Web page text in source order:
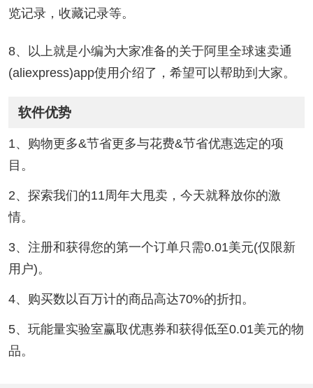
览记录，收藏记录等。
8、以上就是小编为大家准备的关于阿里全球速卖通
(aliexpress)app使用介绍了，希望可以帮助到大家。
软件优势
1、购物更多&节省更多与花费&节省优惠选定的项
目。
2、探索我们的11周年大甩卖，今天就释放你的激
情。
3、注册和获得您的第一个订单只需0.01美元(仅限新
用户)。
4、购买数以百万计的商品高达70%的折扣。
5、玩能量实验室赢取优惠券和获得低至0.01美元的物
品。